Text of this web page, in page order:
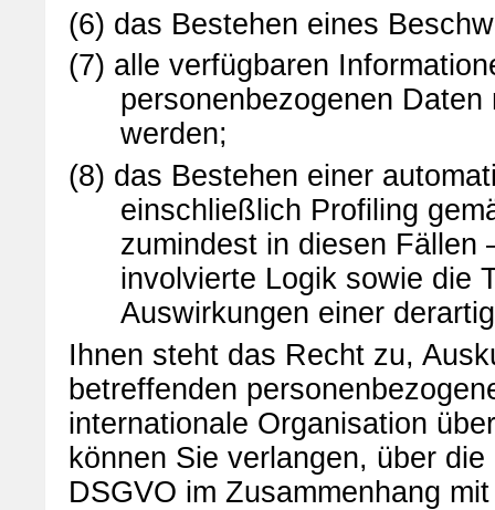
(6) das Bestehen eines
(7) alle verfügbaren
personenbezogenen
werden;
(8) das Bestehen einer
einschließlich Profiling
zumindest in diesen Fällen
involvierte Logik sowie die
Auswirkungen einer
Ihnen steht das Recht zu,
betreffenden
internationale Organisation
können Sie verlangen, über
DSGVO im Zusammenhang